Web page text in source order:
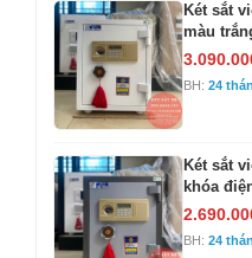
Két sắt
màu
BH: 24
Két sắt
khóa
BH: 24